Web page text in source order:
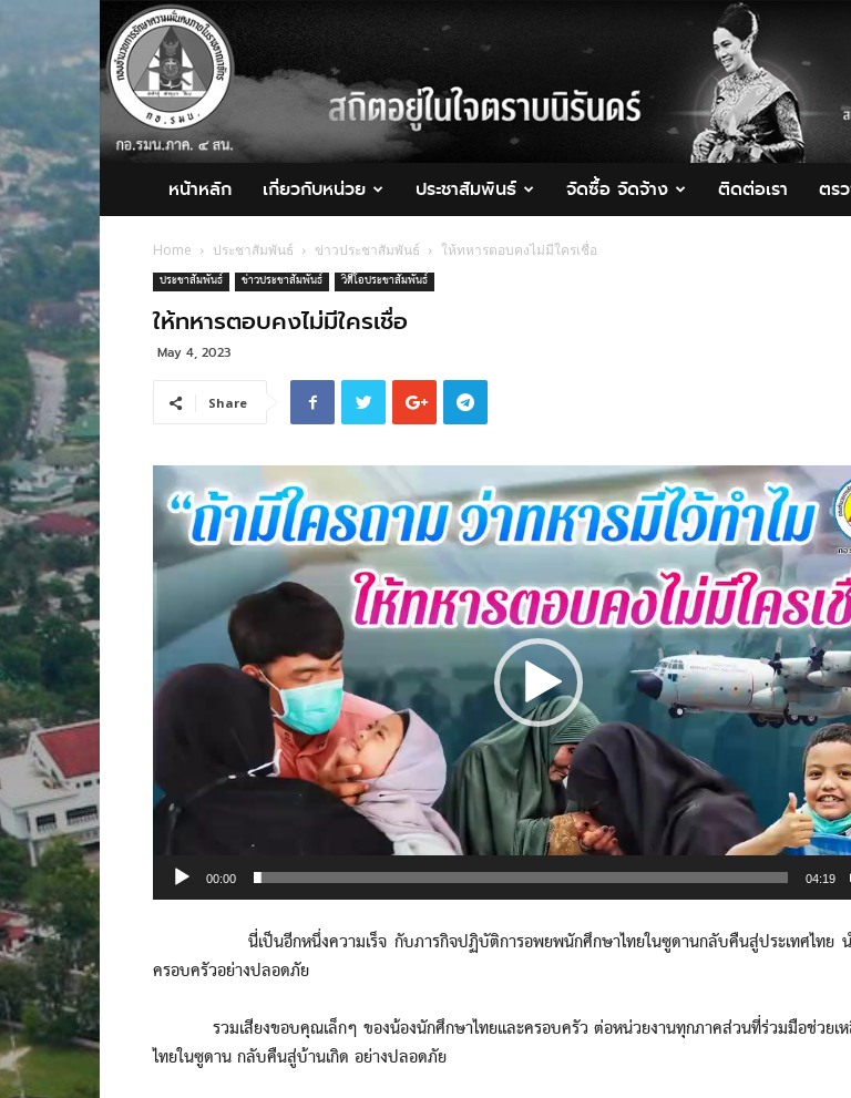
กอ.รมน.ภาค
4
สน.
หน้าหลัก เกี่ยวกับหน่วย ประชาสัมพันธ์ จัดซื้อ จัดจ้าง ติดต่อเรา ตร
Home ประชาสัมพันธ์ ข่าวประชาสัมพันธ์ ให้ทหารตอบคงไม่มีใครเชื่อ
ประชาสัมพันธ์ ข่าวประชาสัมพันธ์ วิดีโอประชาสัมพันธ์
ให้ทหารตอบคงไม่มีใครเชื่อ
May 4, 2023
Share
Video
Player
00:00 04:19
นี่เป็นอีกหนึ่งความเร็จ กับภารกิจปฏิบัติการอพยพนักศึกษาไทยในซูดานกลับคืนสู่ประเทศไทย น
ครอบครัวอย่างปลอดภัย
รวมเสียงขอบคุณเล็กๆ ของน้องนักศึกษาไทยและครอบครัว ต่อหน่วยงานทุกภาคส่วนที่ร่วมมือช่วยเ
ไทยในซูดาน กลับคืนสู่บ้านเกิด อย่างปลอดภัย